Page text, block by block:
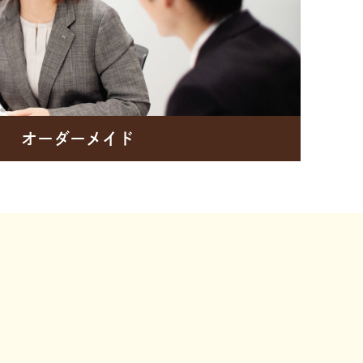
オーダーメイド